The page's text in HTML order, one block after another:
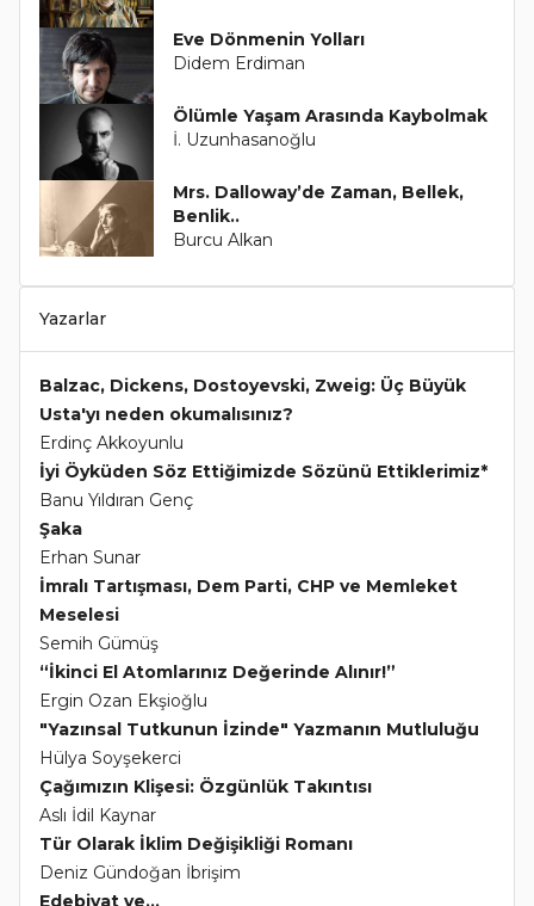
Eve Dönmenin Yolları
Didem Erdiman
Ölümle Yaşam Arasında Kaybolmak
İ. Uzunhasanoğlu
Mrs. Dalloway’de Zaman, Bellek,
Benlik..
Burcu Alkan
Yazarlar
Balzac, Dickens, Dostoyevski, Zweig: Üç Büyük
Usta'yı neden okumalısınız?
Erdinç Akkoyunlu
İyi Öyküden Söz Ettiğimizde Sözünü Ettiklerimiz*
Banu Yıldıran Genç
Şaka
Erhan Sunar
İmralı Tartışması, Dem Parti, CHP ve Memleket
Meselesi
Semih Gümüş
“İkinci El Atomlarınız Değerinde Alınır!”
Ergin Ozan Ekşioğlu
"Yazınsal Tutkunun İzinde" Yazmanın Mutluluğu
Hülya Soyşekerci
Çağımızın Klişesi: Özgünlük Takıntısı
Aslı İdil Kaynar
Tür Olarak İklim Değişikliği Romanı
Deniz Gündoğan İbrişim
Edebiyat ve...